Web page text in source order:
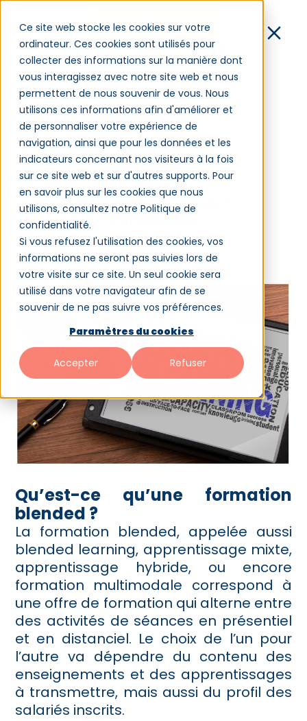
Ce site web stocke les cookies sur votre
ordinateur. Ces cookies sont utilisés pour
collecter des informations sur la manière dont
vous interagissez avec notre site web et nous
permettent de nous souvenir de vous. Nous
utilisons ces informations afin d'améliorer et
de personnaliser votre expérience de
navigation, ainsi que pour les données et les
indicateurs concernant nos visiteurs à la fois
sur ce site web et sur d'autres supports. Pour
en savoir plus sur les cookies que nous
utilisons, consultez notre Politique de
confidentialité.
Si vous refusez l'utilisation des cookies, vos
informations ne seront pas suivies lors de
votre visite sur ce site. Un seul cookie sera
utilisé dans votre navigateur afin de se
souvenir de ne pas suivre vos préférences.
Paramètres du cookies
Accepter Refuser
Contact
Connexion
Logiciel
Clients
Blog
Qui sommes-nous ?
Partenaires
Tarifs
Formation blended
Une formation blended combine les
activités des séances en présentiel et
en distanciel. Elle permet de mixer les
méthodes d’apprentissage en
alternant le partage d’expériences et
l'autonomie. Définition de la formation
blended.
Qu’est-ce qu’une formation
blended ?
La formation blended, appelée aussi
blended learning, apprentissage mixte,
apprentissage hybride, ou encore
formation multimodale correspond à
une offre de formation qui alterne entre
des activités de séances en présentiel
et en distanciel. Le choix de l’un pour
l’autre va dépendre du contenu des
enseignements et des apprentissages
à transmettre, mais aussi du profil des
salariés inscrits.